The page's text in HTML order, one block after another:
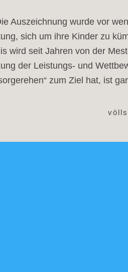
Auszeichnung wurde vor
sich um ihre Kinder zu
wird seit Jahren von der
der Leistungs- und
zum Ziel hat, ist